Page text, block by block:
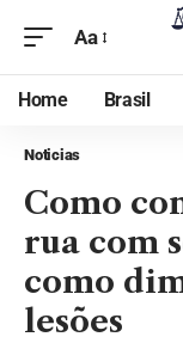
Aa
Home Brasil
Noticias
Como
rua com
como
lesões